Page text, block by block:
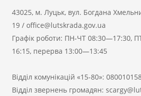
43025, м. Луцьк, вул. Богдана
19 / office@lutskrada.gov.ua
Графік роботи: ПН-ЧТ 08:30—17:30,
16:15, перерва 13:00—13:45
Відділ комунікацій «15-80»:
Відділ звернень громадян: